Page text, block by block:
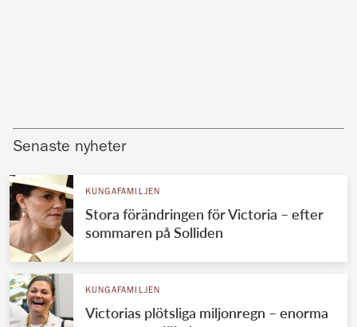
Senaste nyheter
KUNGAFAMILJEN
Stora förändringen för Victoria – efter
sommaren på Solliden
KUNGAFAMILJEN
Victorias plötsliga miljonregn – enorma